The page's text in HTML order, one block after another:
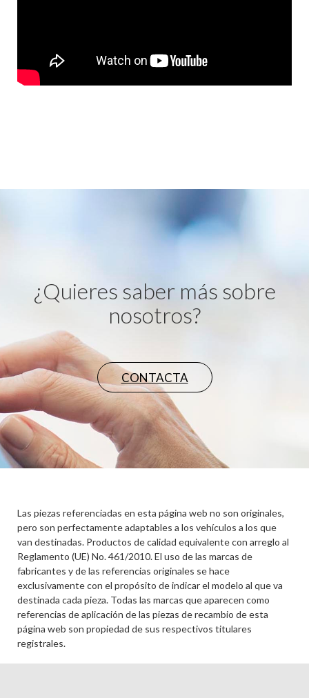
¿Quieres saber más sobre
nosotros?
CONTACTA
Las piezas referenciadas en esta página web no son originales,
pero son perfectamente adaptables a los vehículos a los que
van destinadas. Productos de calidad equivalente con arreglo al
Reglamento (UE) No. 461/2010. El uso de las marcas de
fabricantes y de las referencias originales se hace
exclusivamente con el propósito de indicar el modelo al que va
destinada cada pieza. Todas las marcas que aparecen como
referencias de aplicación de las piezas de recambio de esta
página web son propiedad de sus respectivos titulares
registrales.